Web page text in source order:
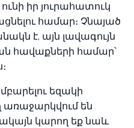
ունի իր յուրահատուկ
համար։ Չնայած
է, այն լավագույն
հավաքների համար՝
եզակի
առաջարկվում են
կարող եք նաև